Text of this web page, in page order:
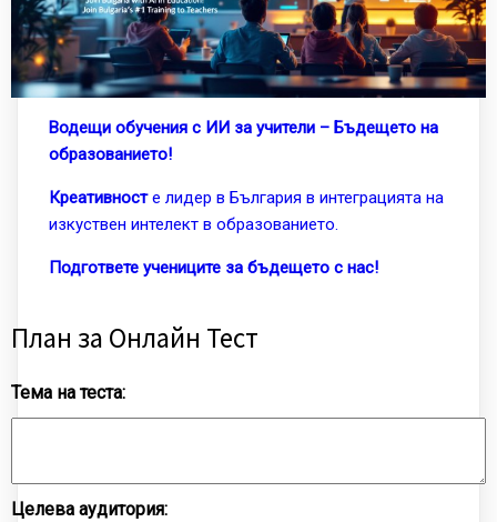
Водещи обучения с ИИ за учители – Бъдещето на
образованието!
Креативносте лидер в България в интеграцията на
изкуствен интелект в образованието.
Подгответе учениците за бъдещето с нас!
План за Онлайн Тест
Тема на теста:
Целева аудитория: